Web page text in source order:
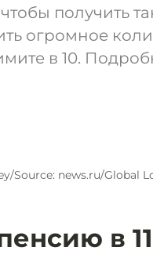
получить
огромное
в 10.
Source: news.ru/Global
в